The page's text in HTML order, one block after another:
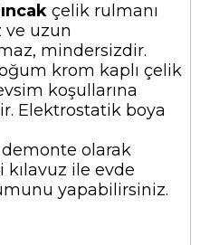
çelik rulmanı
ve uzun
mindersizdir.
krom kaplı çelik
koşullarına
Elektrostatik boya
olarak
ile evde
yapabilirsiniz.